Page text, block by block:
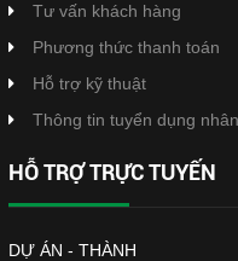
Tư vấn khách hàng
Phương thức thanh toán
Hỗ trợ kỹ thuật
Thông tin tuyển dụng
HỖ TRỢ TRỰC TUYẾN
DỰ ÁN - THÀNH